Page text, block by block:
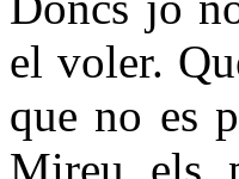
el voler.
que no es
Mireu els